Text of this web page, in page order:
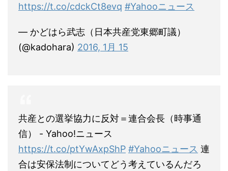
https://t.co/cdckCt8evq #Yahooニュース
— かどはら武志（日本共産党東郷町議）
(@kadohara) 2016, 1月 15
共産との選挙協力に反対＝連合会長（時事通
信） - Yahoo!ニュース
https://t.co/ptYwAxpShP #Yahooニュース 連
合は安保法制についてどう考えているんだろ